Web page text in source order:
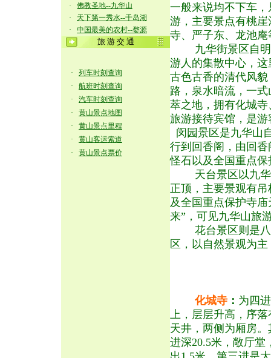
·
佛教圣地--九华山
·
天下第一秀水--千岛湖
·
中国最美的农村--婺源
旅 游 交 通
·
列车时刻查询
·
航班时刻查询
·
汽车时刻查询
·
黄山景点地图
·
黄山景点里程
·
黄山客运索道
·
黄山景点票价
一般来说均不下车
游，主要景点有桃
寺、严子东、龙池庵
九华街景区自明
游人的集散中心，
古色古香的清代风
路，泉水暗流，一
萃之地，拥有化城
旅游接待宾馆，是
闵园景区是九华山
行到回香阁，由回
怪石以及全国重点
天台景区以九华
正顶，主要景观有
及全国重点保护寺
来”，可见九华山旅
花台景区则是八
区，以自然景观为
化城寺 ： 为四
上，层层升高，序
天井，两侧为厢房
进深20.5米，敞厅